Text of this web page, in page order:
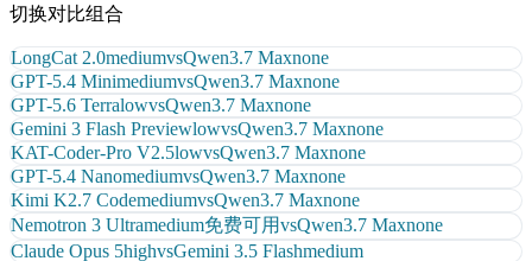
切换对比组合
LongCat 2.0mediumvsQwen3.7 Maxnone
GPT-5.4 MinimediumvsQwen3.7 Maxnone
GPT-5.6 TerralowvsQwen3.7 Maxnone
Gemini 3 Flash PreviewlowvsQwen3.7 Maxnone
KAT-Coder-Pro V2.5lowvsQwen3.7 Maxnone
GPT-5.4 NanomediumvsQwen3.7 Maxnone
Kimi K2.7 CodemediumvsQwen3.7 Maxnone
Nemotron 3 Ultramedium免费可用vsQwen3.7 Maxnone
Claude Opus 5highvsGemini 3.5 Flashmedium